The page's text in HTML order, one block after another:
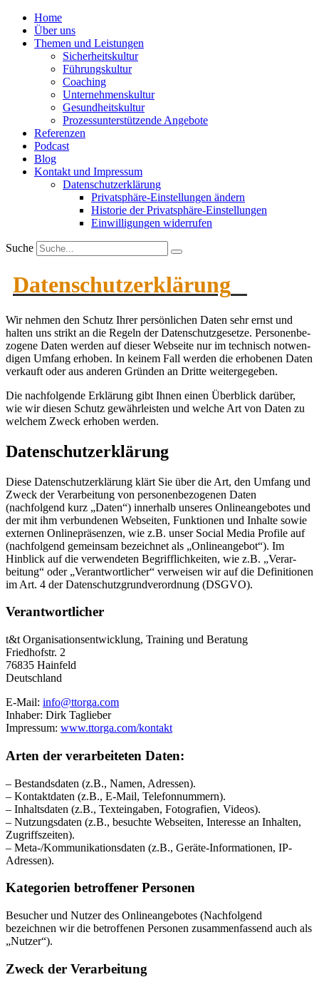
Home
Über uns
Themen und Leistungen
Sicher­heits­kultur
Führungs­kultur
Coaching
Unter­neh­mens­kultur
Gesund­heits­kultur
Prozess­un­ter­stüt­zende Angebote
Referenzen
Podcast
Blog
Kontakt und Impressum
Daten­schutz­er­klärung
Privat­sphäre-Einstel­lungen ändern
Historie der Privat­sphäre-Einstel­lungen
Einwil­li­gungen wider­rufen
Suche
Daten­schutz­er­klärung
Wir nehmen den Schutz Ihrer persön­lichen Daten sehr ernst und
halten uns strikt an die Regeln der Daten­schutz­ge­setze. Perso­nen­be­
zogene Daten werden auf dieser Webseite nur im technisch notwen­
digen Umfang erhoben. In keinem Fall werden die erhobenen Daten
verkauft oder aus anderen Gründen an Dritte weiter­ge­geben.
Die nachfol­gende Erklärung gibt Ihnen einen Überblick darüber,
wie wir diesen Schutz gewähr­leisten und welche Art von Daten zu
welchem Zweck erhoben werden.
Daten­schutz­er­klärung
Diese Daten­schutz­er­klärung klärt Sie über die Art, den Umfang und
Zweck der Verar­beitung von perso­nen­be­zo­genen Daten
(nachfolgend kurz „Daten“) innerhalb unseres Online­an­ge­botes und
der mit ihm verbun­denen Webseiten, Funktionen und Inhalte sowie
externen Online­prä­senzen, wie z.B. unser Social Media Profile auf
(nachfolgend gemeinsam bezeichnet als „Online­an­gebot“). Im
Hinblick auf die verwen­deten Begriff­lich­keiten, wie z.B. „Verar­
beitung“ oder „Verant­wort­licher“ verweisen wir auf die Defini­tionen
im Art. 4 der Daten­schutz­grund­ver­ordnung (DSGVO).
Verant­wort­licher
t&t Organi­sa­ti­ons­ent­wicklung, Training und Beratung
Fried­hofstr. 2
76835 Hainfeld
Deutschland
E‑Mail: info@ttorga.com
Inhaber: Dirk Taglieber
Impressum: www.ttorga.com/kontakt
Arten der verar­bei­teten Daten:
– Bestands­daten (z.B., Namen, Adressen).
– Kontakt­daten (z.B., E‑Mail, Telefon­nummern).
– Inhalts­daten (z.B., Textein­gaben, Fotografien, Videos).
– Nutzungs­daten (z.B., besuchte Webseiten, Interesse an Inhalten,
Zugriffs­zeiten).
– Meta-/Kommu­ni­ka­ti­ons­daten (z.B., Geräte-Infor­ma­tionen, IP-
Adressen).
Kategorien betrof­fener Personen
Besucher und Nutzer des Online­an­ge­botes (Nachfolgend
bezeichnen wir die betrof­fenen Personen zusam­men­fassend auch als
„Nutzer“).
Zweck der Verar­beitung